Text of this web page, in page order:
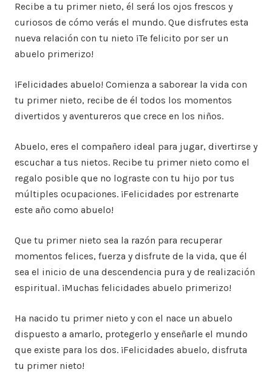
Recibe a tu primer nieto, él será los ojos frescos y
curiosos de cómo verás el mundo. Que disfrutes esta
nueva relación con tu nieto ¡Te felicito por ser un
abuelo primerizo!
¡Felicidades abuelo! Comienza a saborear la vida con
tu primer nieto, recibe de él todos los momentos
divertidos y aventureros que crece en los niños.
Abuelo, eres el compañero ideal para jugar, divertirse y
escuchar a tus nietos. Recibe tu primer nieto como el
regalo posible que no lograste con tu hijo por tus
múltiples ocupaciones. ¡Felicidades por estrenarte
este año como abuelo!
Que tu primer nieto sea la razón para recuperar
momentos felices, fuerza y disfrute de la vida, que él
sea el inicio de una descendencia pura y de realización
espiritual. ¡Muchas felicidades abuelo primerizo!
Ha nacido tu primer nieto y con el nace un abuelo
dispuesto a amarlo, protegerlo y enseñarle el mundo
que existe para los dos. ¡Felicidades abuelo, disfruta
tu primer nieto!